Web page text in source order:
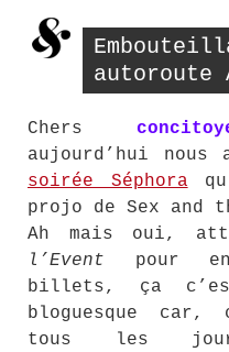
autoroute
Chers
aujourd’hui
soirée Séphora
projo de Sex and
Ah mais oui,
l’Event pour
billets, ça
bloguesque car,
tous les